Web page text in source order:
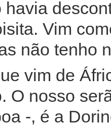
havia
Vim
não tenho
vim de
O nosso
-, é a